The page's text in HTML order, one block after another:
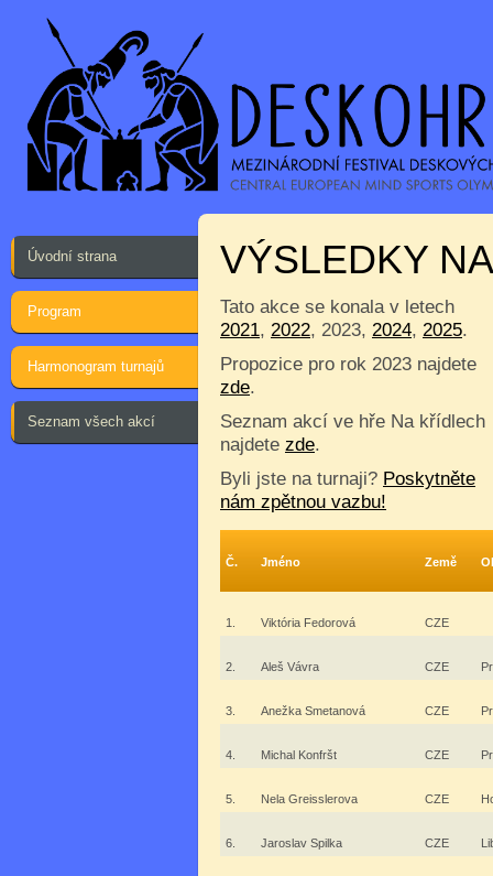
Úvodní strana
Program
Harmonogram turnajů
Seznam všech akcí
VÝSLEDKY
Tato akce se konala v letech
2021, 2022, 2023, 2024, 2025.
Propozice pro rok 2023 najdete
zde.
Seznam akcí ve hře Na křídlech
najdete zde.
Byli jste na turnaji? Poskytněte
nám zpětnou vazbu!
Č. Jméno Země
1. Viktória Fedorová CZE
2. Aleš Vávra CZE
3. Anežka Smetanová CZE
4. Michal Konfršt CZE
5. Nela Greisslerova CZE
6. Jaroslav Spilka CZE